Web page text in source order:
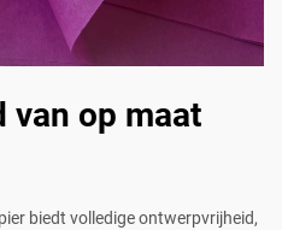
van op maat
biedt volledige ontwerpvrijheid,